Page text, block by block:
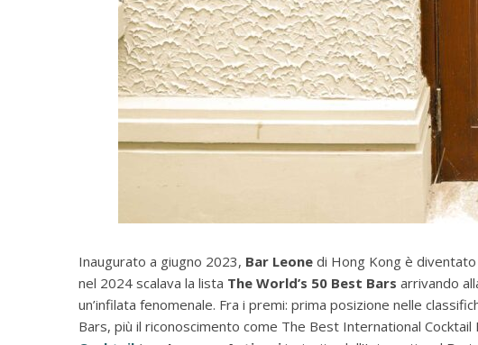
Inaugurato a giugno 2023, Bar Leone di Hong Kong è
nel 2024 scalava la lista The World’s 50 Best Bars arrivando
un’infilata fenomenale. Fra i premi: prima posizione nelle
Bars, più il riconoscimento come The Best International Cocktail